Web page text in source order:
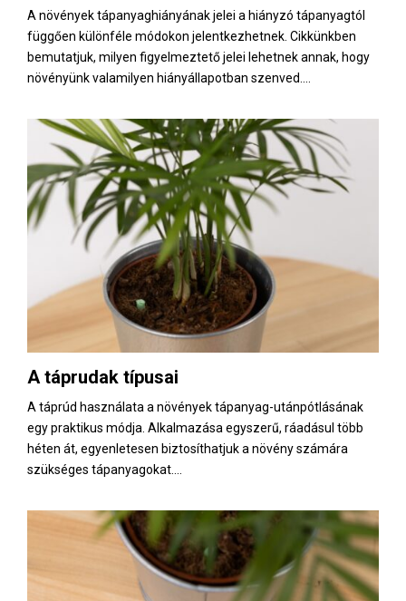
A növények tápanyaghiányának jelei a hiányzó tápanyagtól
függően különféle módokon jelentkezhetnek. Cikkünkben
bemutatjuk, milyen figyelmeztető jelei lehetnek annak, hogy
növényünk valamilyen hiányállapotban szenved....
A táprudak típusai
A táprúd használata a növények tápanyag-utánpótlásának
egy praktikus módja. Alkalmazása egyszerű, ráadásul több
héten át, egyenletesen biztosíthatjuk a növény számára
szükséges tápanyagokat....